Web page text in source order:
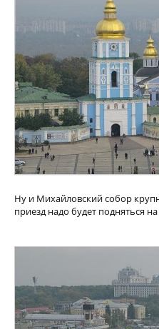
Ну и Михайловский собор
приезд надо будет подняться